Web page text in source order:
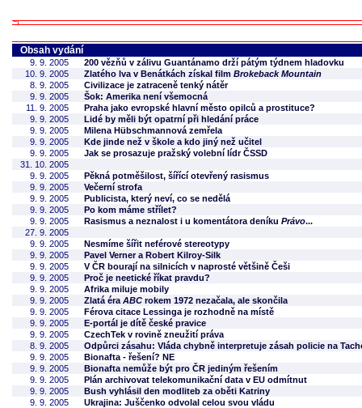
Obsah vydání
9. 9. 2005
200 vězňů v zálivu Guantánamo drží pátým týdnem hladovku
10. 9. 2005
Zlatého lva v Benátkách získal film Brokeback Mountain
8. 9. 2005
Civilizace je zatraceně tenký nátěr
9. 9. 2005
Šok: Amerika není všemocná
11. 9. 2005
Praha jako evropské hlavní město opilců a prostituce?
9. 9. 2005
Lidé by měli být opatrní při hledání práce
9. 9. 2005
Milena Hübschmannová zemřela
9. 9. 2005
Kde jinde než v škole a kdo jiný než učitel
9. 9. 2005
Jak se prosazuje pražský volební lídr ČSSD
31. 10. 2005
9. 9. 2005
Pěkná potměšilost, šířící otevřený rasismus
9. 9. 2005
Večerní strofa
9. 9. 2005
Publicista, který neví, co se nedělá
9. 9. 2005
Po kom máme střílet?
9. 9. 2005
Rasismus a neznalost i u komentátora deníku Právo...
27. 9. 2005
9. 9. 2005
Nesmíme šířit neférové stereotypy
9. 9. 2005
Pavel Verner a Robert Kilroy-Silk
9. 9. 2005
V ČR bourají na silnicích v naprosté většině Češi
9. 9. 2005
Proč je neetické říkat pravdu?
9. 9. 2005
Afrika miluje mobily
9. 9. 2005
Zlatá éra ABC rokem 1972 nezačala, ale skončila
9. 9. 2005
Férova citace Lessinga je rozhodně na místě
9. 9. 2005
E-portál je dítě české pravice
9. 9. 2005
CzechTek v rovině zneužití práva
8. 9. 2005
Odpůrci zásahu: Vláda chybně interpretuje zásah policie na
9. 9. 2005
Bionafta - řešení? NE
9. 9. 2005
Bionafta nemůže být pro ČR jediným řešením
9. 9. 2005
Plán archivovat telekomunikační data v EU odmítnut
9. 9. 2005
Bush vyhlásil den modliteb za oběti Katriny
9. 9. 2005
Ukrajina: Juščenko odvolal celou svou vládu